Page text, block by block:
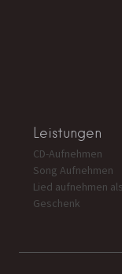
Leistungen
CD-Aufnehmen
Song Aufnehmen
Lied aufnehmen als
Geschenk